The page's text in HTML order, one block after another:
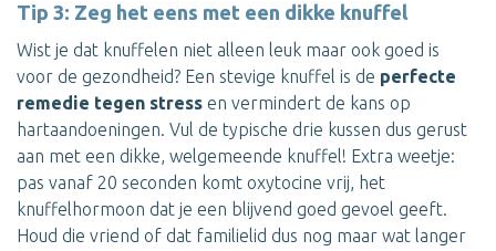
Tip 3: Zeg het eens met een dikke knuffel
Wist je dat knuffelen niet alleen leuk maar ook goed is
voor de gezondheid? Een stevige knuffel is de perfecte
remedie tegen stress en vermindert de kans op
hartaandoeningen. Vul de typische drie kussen dus gerust
aan met een dikke, welgemeende knuffel! Extra weetje:
pas vanaf 20 seconden komt oxytocine vrij, het
knuffelhormoon dat je een blijvend goed gevoel geeft.
Houd die vriend of dat familielid dus nog maar wat langer